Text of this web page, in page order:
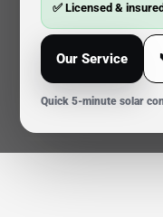
✅ Licensed &
Our Service
Quick 5-minute solar